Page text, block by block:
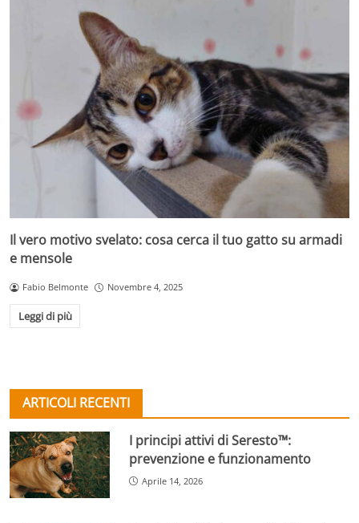
Il vero motivo svelato: cosa cerca il tuo gatto su armadi
e mensole
Fabio Belmonte Novembre 4, 2025
Leggi di più
ARTICOLI RECENTI
I principi attivi di Seresto™:
prevenzione e funzionamento
Aprile 14, 2026